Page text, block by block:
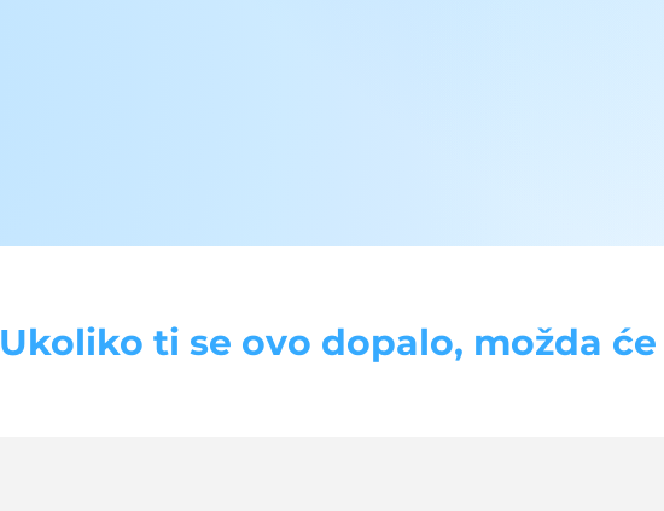
Ukoliko ti se ovo dopalo, možda